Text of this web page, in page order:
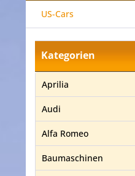
US-Cars
Kategorien
Aprilia
Audi
Alfa Romeo
Baumaschinen